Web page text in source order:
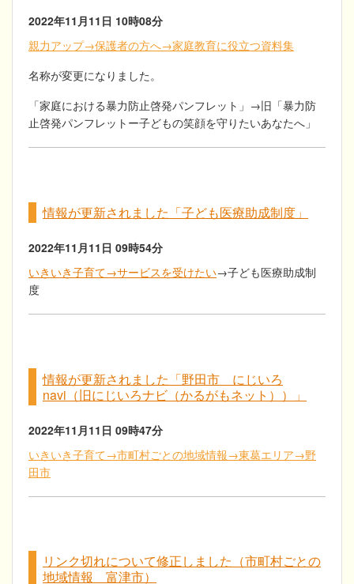
2022年11月11日 10時08分
親力アップ→保護者の方へ→家庭教育に役立つ資料集
名称が変更になりました。
「家庭における暴力防止啓発パンフレット」→旧「暴力防
止啓発パンフレットー子どもの笑顔を守りたいあなたへ」
情報が更新されました「子ども医療助成制度」
2022年11月11日 09時54分
いきいき子育て→サービスを受けたい→子ども医療助成制
度
情報が更新されました「野田市 にじいろ
navi（旧にじいろナビ（かるがもネット））」
2022年11月11日 09時47分
いきいき子育て→市町村ごとの地域情報→東葛エリア→野
田市
リンク切れについて修正しました（市町村ごとの
地域情報 富津市）